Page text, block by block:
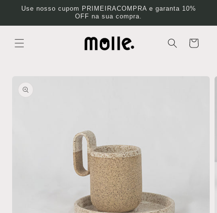
para o
Use nosso cupom PRIMEIRACOMPRA e garanta 10%
OFF na sua compra.
Carrinho
informações